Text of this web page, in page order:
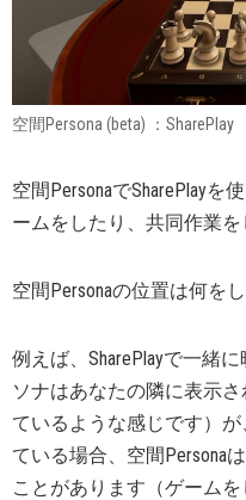
空間Persona (beta) ：SharePlay
空間PersonaでSharePlay
ームをしたり、共同作業を
空間Personaの位置は何を
例えば、SharePlayで一緒
ソナはあなたの隣に表示
ているような感じです）が
ている場合、空間Persona
ことがあります（ゲーム